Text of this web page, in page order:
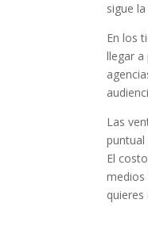
sigue
En los
llegar a
Las
El
medios